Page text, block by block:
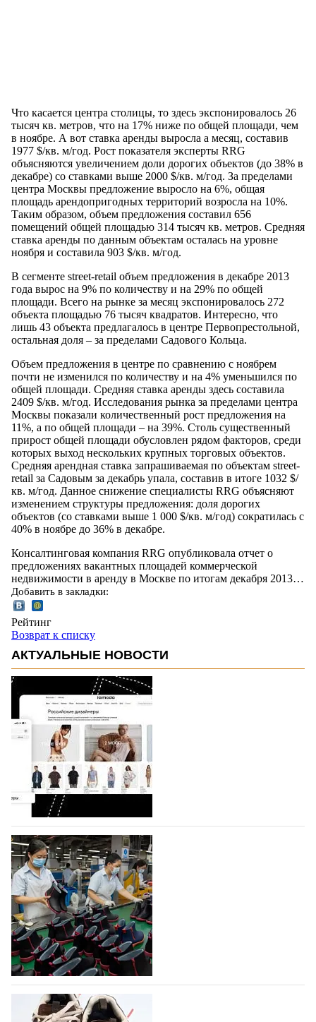
Что касается центра столицы, то здесь экспонировалось 26
тысяч кв. метров, что на 17% ниже по общей площади, чем
в ноябре. А вот ставка аренды выросла а месяц, составив
1977 $/кв. м/год. Рост показателя эксперты RRG
объясняются увеличением доли дорогих объектов (до 38% в
декабре) со ставками выше 2000 $/кв. м/год. За пределами
центра Москвы предложение выросло на 6%, общая
площадь арендопригодных территорий возросла на 10%.
Таким образом, объем предложения составил 656
помещений общей площадью 314 тысяч кв. метров. Средняя
ставка аренды по данным объектам осталась на уровне
ноября и составила 903 $/кв. м/год.
В сегменте street-retail объем предложения в декабре 2013
года вырос на 9% по количеству и на 29% по общей
площади. Всего на рынке за месяц экспонировалось 272
объекта площадью 76 тысяч квадратов. Интересно, что
лишь 43 объекта предлагалось в центре Первопрестольной,
остальная доля – за пределами Садового Кольца.
Объем предложения в центре по сравнению с ноябрем
почти не изменился по количеству и на 4% уменьшился по
общей площади. Средняя ставка аренды здесь составила
2409 $/кв. м/год. Исследования рынка за пределами центра
Москвы показали количественный рост предложения на
11%, а по общей площади – на 39%. Столь существенный
прирост общей площади обусловлен рядом факторов, среди
которых выход нескольких крупных торговых объектов.
Средняя арендная ставка запрашиваемая по объектам street-
retail за Садовым за декабрь упала, составив в итоге 1032 $/
кв. м/год. Данное снижение специалисты RRG объясняют
изменением структуры предложения: доля дорогих
объектов (со ставками выше 1 000 $/кв. м/год) сократилась с
40% в ноябре до 36% в декабре.
Консалтинговая компания RRG опубликовала отчет о
предложениях вакантных площадей коммерческой
недвижимости в аренду в Москве по итогам декабря 2013…
Добавить в закладки:
Рейтинг
Возврат к списку
АКТУАЛЬНЫЕ НОВОСТИ
На платформе Lamoda - новый раздел и
условия продвижения локальных
дизайнерских марок
Российский маркетплейс Lamoda решил обновить
раздел для продажи продукции локальных
дизайнерских марок одежды, обуви и аксессуаров.
Бренды также получат маркетинговую…
06.08.2026 219
Объем мирового производства обуви в